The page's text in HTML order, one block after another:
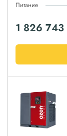
Питание
1 826 743